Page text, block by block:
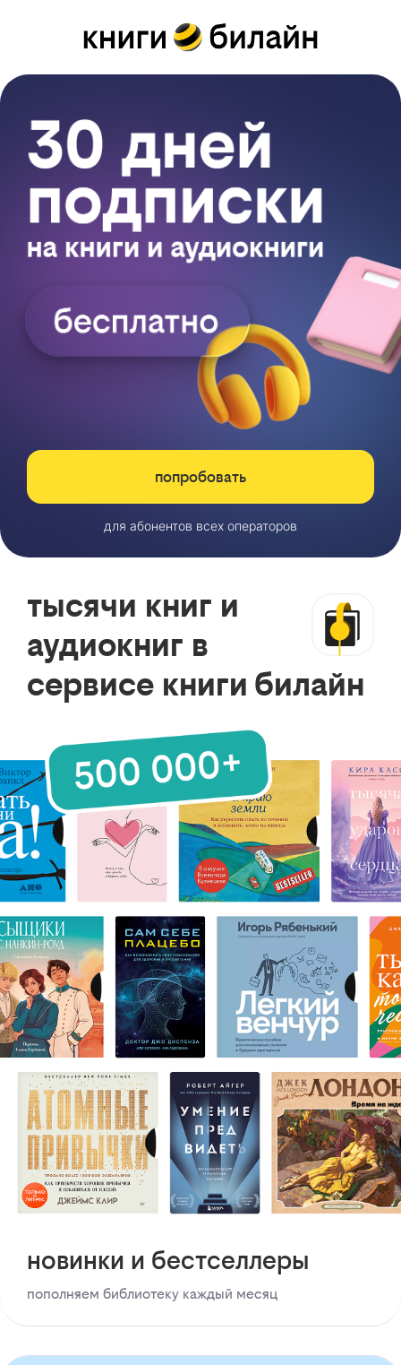
попробовать
для абонентов всех операторов
тысячи книг и
аудиокниг в
сервисе книги билайн
новинки и бестселлеры
пополняем библиотеку каждый месяц